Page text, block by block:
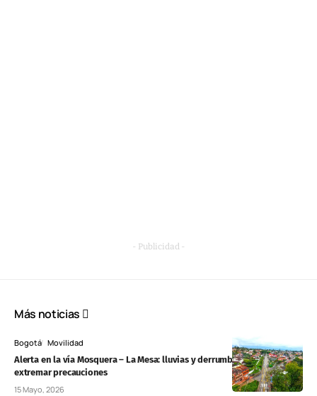
- Publicidad -
Más noticias
Bogotá Movilidad
Alerta en la vía Mosquera – La Mesa: lluvias y derrumbes obligan a
extremar precauciones
15 Mayo, 2026